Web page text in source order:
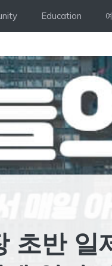
Education
초반